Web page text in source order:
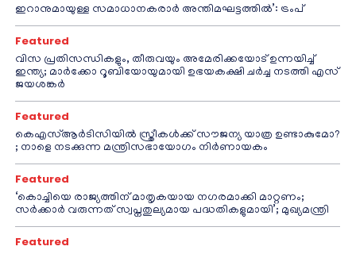
ഇറാനുമായുള്ള സമാധാനകരാർ അന്തിമഘട്ടത്തിൽ‌’: ട്രംപ്
Featured
വിസ പ്രതിസന്ധികളും, തീരുവയും അമേരിക്കയോട് ഉന്നയിച്ച്
ഇന്ത്യ; മാർക്കോ റൂബിയോയുമായി ഉഭയകക്ഷി ചർച്ച നടത്തി എസ്
ജയശങ്കർ
Featured
കെഎസ്ആർടിസിയിൽ സ്ത്രീകൾക്ക് സൗജന്യ യാത്ര ഉണ്ടാകുമോ?
; നാളെ നടക്കുന്ന മന്ത്രിസഭായോഗം നിർണായകം
Featured
‘കൊച്ചിയെ രാജ്യത്തിന് മാതൃകയായ നഗരമാക്കി മാറ്റണം;
സർക്കാർ വരുന്നത് സ്വപ്നതുല്യമായ പദ്ധതികളുമായി’; മുഖ്യമന്ത്രി
Featured